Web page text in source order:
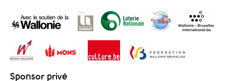
Sponsor privé